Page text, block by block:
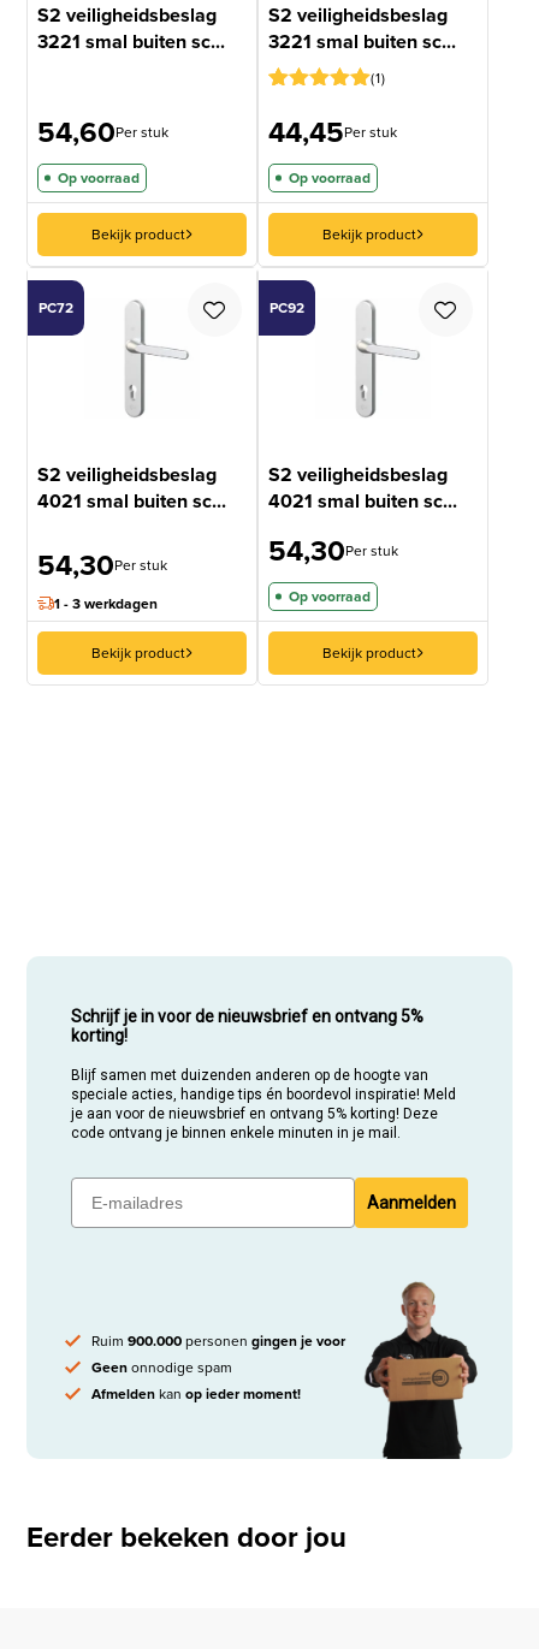
S2 veiligheidsbeslag
3221 smal buiten sc...
54,60Per stuk
Op voorraad
Bekijk product
S2 veiligheidsbeslag
3221 smal buiten sc...
5op 5
gebaseerd
op
klantbeoordeling
1
44,45Per stuk
Op voorraad
Bekijk product
PC72
S2 veiligheidsbeslag
4021 smal buiten sc...
54,30Per stuk
1 - 3 werkdagen
Bekijk product
PC92
S2 veiligheidsbeslag
4021 smal buiten sc...
54,30Per stuk
Op voorraad
Bekijk product
Schrijf je in voor de nieuwsbrief en ontvang 5%
korting!
Blijf samen met duizenden anderen op de hoogte van
speciale acties, handige tips én boordevol inspiratie! Meld
je aan voor de nieuwsbrief en ontvang 5% korting! Deze
code ontvang je binnen enkele minuten in je mail.
Aanmelden
Ruim900.000personengingen je voor
Geenonnodige spam
Afmeldenkanop ieder moment!
Eerder bekeken door jou